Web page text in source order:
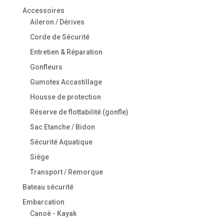
Accessoires
Aileron / Dérives
Corde de Sécurité
Entretien & Réparation
Gonfleurs
Gumotex Accastillage
Housse de protection
Réserve de flottabilité (gonfle)
Sac Etanche / Bidon
Sécurité Aquatique
Siège
Transport / Remorque
Bateau sécurité
Embarcation
Canoë - Kayak